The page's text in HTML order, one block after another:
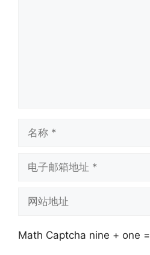
址
址
Math Captcha nine + one =